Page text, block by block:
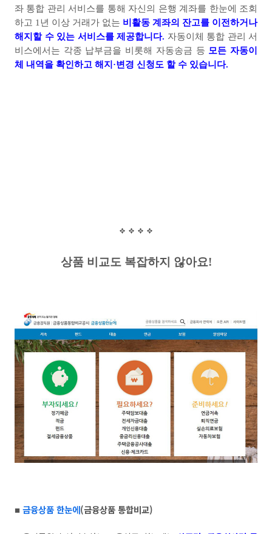
좌 통합 관리 서비스를 통해 자신의 은행 계좌를 한눈에 조회
하고 1 년 이상 거래가 없는 비활동 계좌의 잔고를 이전하거나
해지할 수 있는 서비스를 제공합니다. 자동이체 통합 관리 서
비스에서는 각종 납부금을 비롯해 자동송금 등 모든 자동이
체 내역을 확인하고 해지·변경 신청도 할 수 있습니다.
상품 비교도 복잡하지 않아요!
■ 금융상품 한눈에(금융상품 통합비교)